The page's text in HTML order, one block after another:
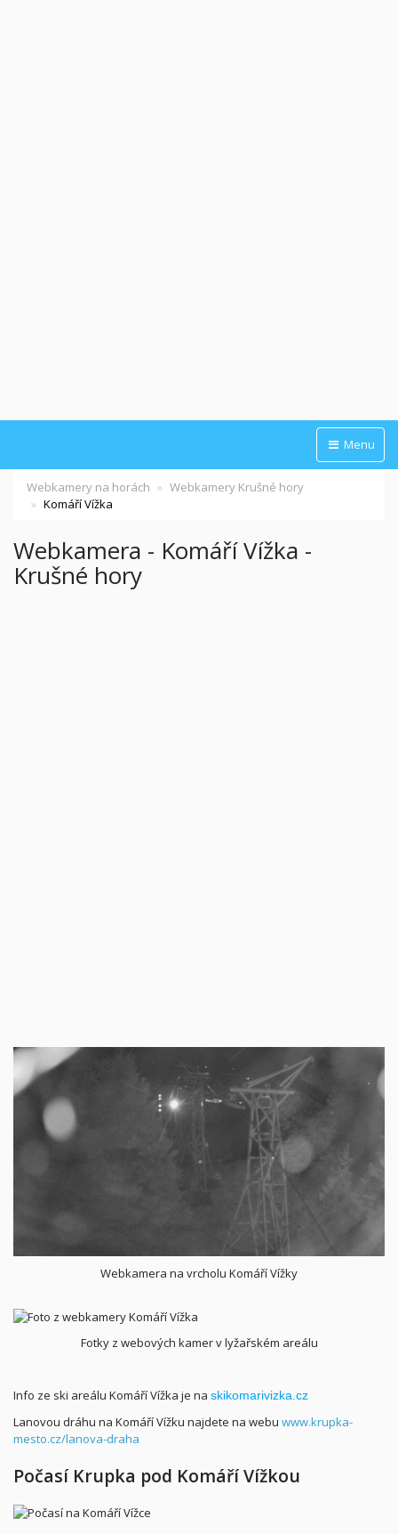
Menu
Webkamery na horách
Webkamery Krušné hory
Komáří Vížka
Webkamera - Komáří Vížka -
Krušné hory
Webkamera na vrcholu Komáří Vížky
Fotky z webových kamer v lyžařském areálu
Info ze ski areálu Komáří Vížka je na skikomarivizka.cz
Lanovou dráhu na Komáří Vížku najdete na webu www.krupka-
mesto.cz/lanova-draha
Počasí Krupka pod Komáří Vížkou